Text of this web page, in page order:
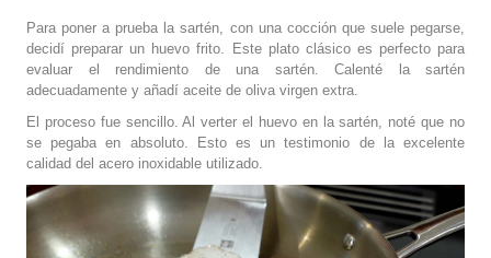
Para poner a prueba la sartén, con una cocción que suele pegarse,
decidí preparar un huevo frito. Este plato clásico es perfecto para
evaluar el rendimiento de una sartén. Calenté la sartén
adecuadamente y añadí aceite de oliva virgen extra.
El proceso fue sencillo. Al verter el huevo en la sartén, noté que no
se pegaba en absoluto. Esto es un testimonio de la excelente
calidad del acero inoxidable utilizado.